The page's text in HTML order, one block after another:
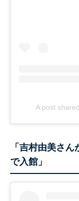
A post
「吉村由美さ
で入館」